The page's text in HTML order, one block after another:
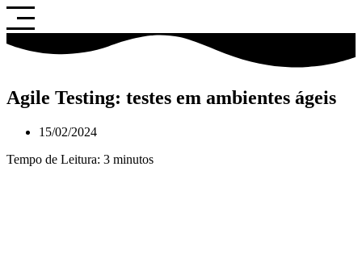
Saltar
para
o
conteúdo
Agile Testing: testes em ambientes ágeis
15/02/2024
Tempo de Leitura: 3 minutos